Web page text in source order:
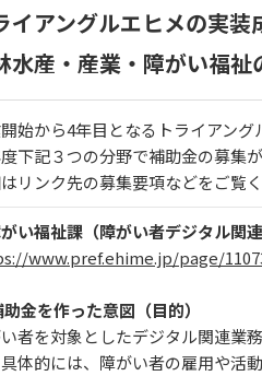
ライアングル
水産・産業・障がい福祉
始から4年目となるトライアング
下記３つの分野で補助金の募集
リンク先の募集要項などをご覧く
がい福祉課（障がい者デジタル関
www.pref.ehime.jp/page/
金を作った意図（目的）
者を対象としたデジタル関連業
体的には、障がい者の雇用や活